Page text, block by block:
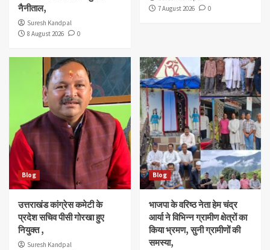
नैनीताल,
Suresh Kandpal
8 August 2026
0
7 August 2026
0
Blog
उत्तराखंड कांग्रेस कमेटी के
प्रदेश सचिव पीसी गोरखा हुए
नियुक्त ,
Suresh Kandpal
Blog
भाजपा के वरिष्ठ नेता हेम चंद्र
आर्या ने विभिन्न ग्रामीण क्षेत्रों का
किया भ्रमण, सुनी ग्रामीणों की
समस्या,